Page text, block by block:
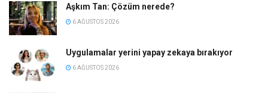
Aşkım Tan: Çözüm nerede?
6 AĞUSTOS 2026
Uygulamalar yerini yapay zekaya bırakıyor
6 AĞUSTOS 2026